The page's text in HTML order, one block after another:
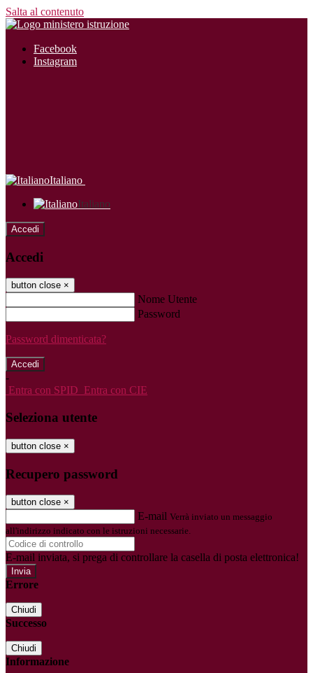
Salta al contenuto
Facebook
Instagram
Italiano
Italiano
Accedi
Accedi
button close ×
Nome Utente
Password
Password dimenticata?
-
Entra con SPID Entra con CIE
Seleziona utente
button close ×
Recupero password
button close ×
E-mail Verrà inviato un messaggio
all'indirizzo indicato con le istruzioni necessarie.
E-mail inviata, si prega di controllare la casella di posta elettronica!
Errore
Chiudi
Successo
Chiudi
Informazione